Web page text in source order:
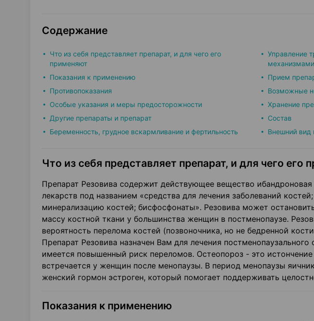
Содержание
Что из себя представляет препарат, и для чего его
применяют
Показания к применению
Противопоказания
Особые указания и меры предосторожности
Другие препараты и препарат
Беременность, грудное вскармливание и фертильность
Управление
механизмами
Прием
Возможные
Хранение
Состав
Внешний вид
Что из себя представляет препарат, и для чего его
Препарат Резовива содержит действующее вещество ибандроновая
лекарств под названием «средства для лечения заболеваний
минерализацию костей; бисфосфонаты». Резовива может
массу костной ткани у большинства женщин в постменопаузе.
вероятность перелома костей (позвоночника, но не бедренной
Препарат Резовива назначен Вам для лечения
имеется повышенный риск переломов. Остеопороз - это
встречается у женщин после менопаузы. В период менопаузы
женский гормон эстроген, который помогает поддерживать
Показания к применению